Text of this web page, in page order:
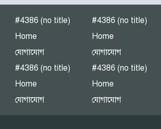
পটুয়াখালীতে গণঅধিকার
পরিষদের জনসভা
এনইআইআর বাস্তবায়নে নয়া
বিতর্ক: সুরক্ষার নীতি, নাকি
#4386 (no title)
Home
যোগাযোগ
#4386 (no title)
Home
যোগাযোগ
#4386 (no title)
Home
যোগাযোগ
#4386 (no title)
Home
যোগাযোগ